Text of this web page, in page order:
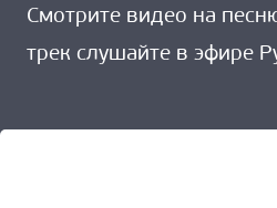
Смотрите видео на
трек слушайте в эфире